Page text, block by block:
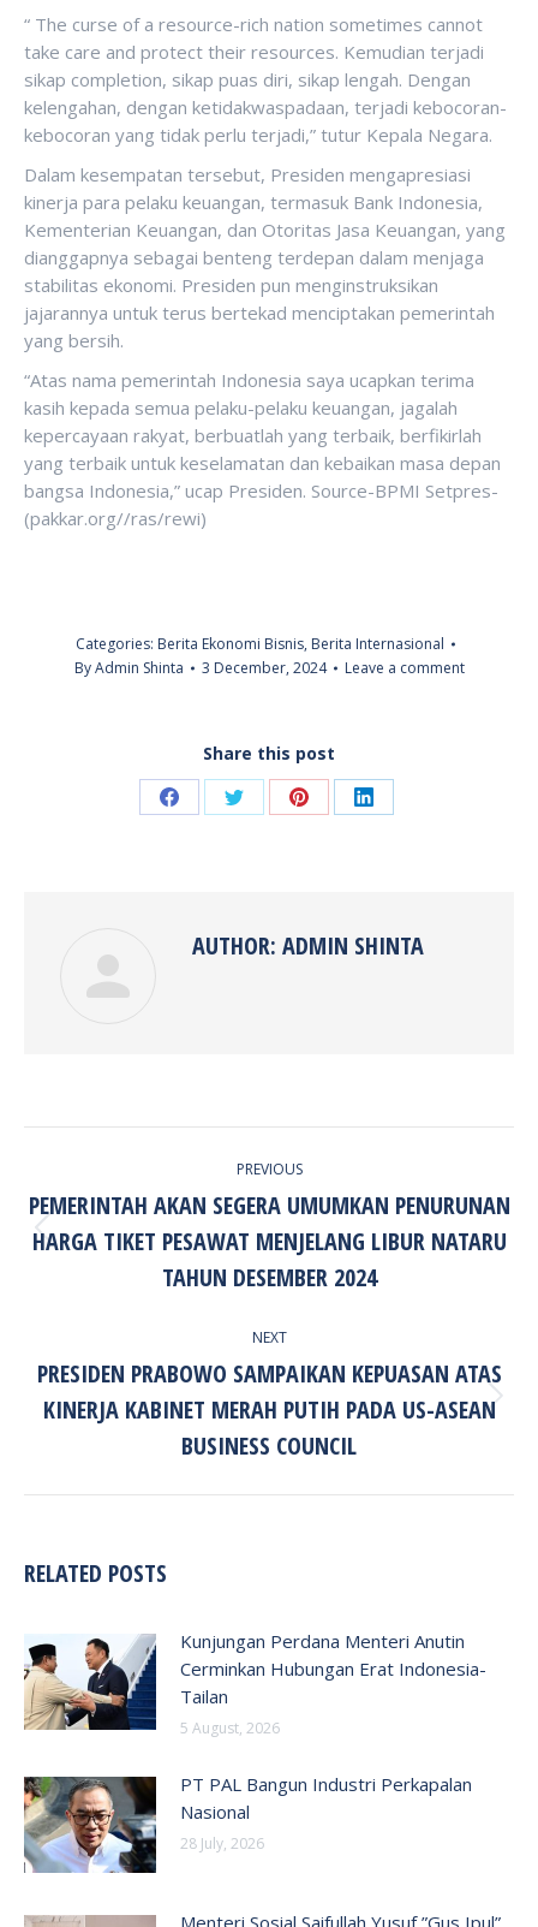
“ The curse of a resource-rich nation sometimes cannot
take care and protect their resources. Kemudian terjadi
sikap completion, sikap puas diri, sikap lengah. Dengan
kelengahan, dengan ketidakwaspadaan, terjadi kebocoran-
kebocoran yang tidak perlu terjadi,” tutur Kepala Negara.
Dalam kesempatan tersebut, Presiden mengapresiasi
kinerja para pelaku keuangan, termasuk Bank Indonesia,
Kementerian Keuangan, dan Otoritas Jasa Keuangan, yang
dianggapnya sebagai benteng terdepan dalam menjaga
stabilitas ekonomi. Presiden pun menginstruksikan
jajarannya untuk terus bertekad menciptakan pemerintah
yang bersih.
“Atas nama pemerintah Indonesia saya ucapkan terima
kasih kepada semua pelaku-pelaku keuangan, jagalah
kepercayaan rakyat, berbuatlah yang terbaik, berfikirlah
yang terbaik untuk keselamatan dan kebaikan masa depan
bangsa Indonesia,” ucap Presiden. Source-BPMI Setpres-
(pakkar.org//ras/rewi)
Categories: Berita Ekonomi Bisnis, Berita Internasional
ByAdmin Shinta 3 December, 2024 Leave a comment
Share this post
Share Share Share Share
AUTHOR: ADMIN SHINTA
PREVIOUS
Previous
post:
PEMERINTAH AKAN SEGERA UMUMKAN PENURUNAN
HARGA TIKET PESAWAT MENJELANG LIBUR NATARU
TAHUN DESEMBER 2024
NEXT
Next
post:
PRESIDEN PRABOWO SAMPAIKAN KEPUASAN ATAS
KINERJA KABINET MERAH PUTIH PADA US-ASEAN
BUSINESS COUNCIL
RELATED POSTS
Kunjungan Perdana Menteri Anutin
Cerminkan Hubungan Erat Indonesia-
Tailan
5 August, 2026
PT PAL Bangun Industri Perkapalan
Nasional
28 July, 2026
Menteri Sosial Saifullah Yusuf ”Gus Ipul”